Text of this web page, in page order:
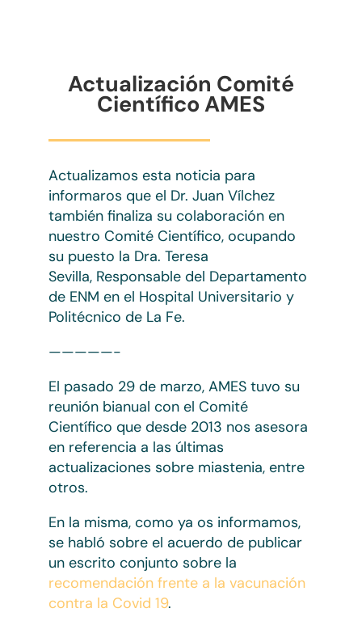
Actualización Comité
Científico AMES
Actualizamos esta noticia para
informaros que el Dr. Juan Vílchez
también finaliza su colaboración en
nuestro Comité Científico, ocupando
su puesto la Dra. Teresa
Sevilla, Responsable del Departamento
de ENM en el Hospital Universitario y
Politécnico de La Fe.
—————-
El pasado 29 de marzo, AMES tuvo su
reunión bianual con el Comité
Científico que desde 2013 nos asesora
en referencia a las últimas
actualizaciones sobre miastenia, entre
otros.
En la misma, como ya os informamos,
se habló sobre el acuerdo de publicar
un escrito conjunto sobre la
recomendación frente a la vacunación
contra la Covid 19.